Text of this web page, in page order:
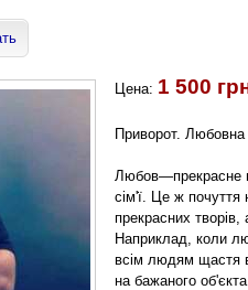
Цена: 1 500
Приворот. Любовна
Любов—прекрасне
сім'ї. Це ж почуття
прекрасних
Наприклад, коли
всім людям щастя в
на бажаного